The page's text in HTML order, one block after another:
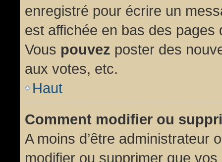
enregistré pour écrire un
est affichée en bas des
Vous pouvez poster des
aux votes, etc.
Haut
Comment modifier ou
A moins d’être administrateur
modifier ou supprimer que